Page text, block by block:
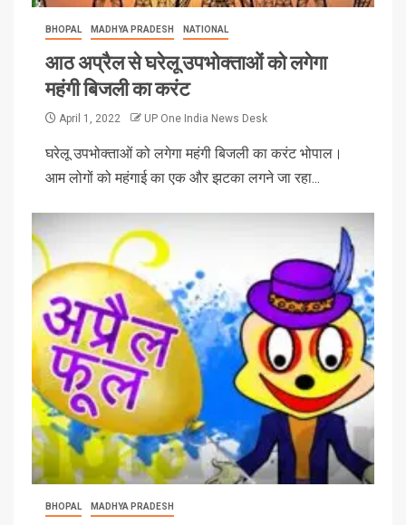
BHOPAL MADHYA PRADESH NATIONAL
आठ अप्रैल से घरेलू उपभोक्ताओं को लगेगा
महंगी बिजली का करंट
April 1, 2022 UP One India News Desk
घरेलू उपभोक्ताओं को लगेगा महंगी बिजली का करंट भोपाल।
आम लोगों को महंगाई का एक और झटका लगने जा रहा...
BHOPAL MADHYA PRADESH